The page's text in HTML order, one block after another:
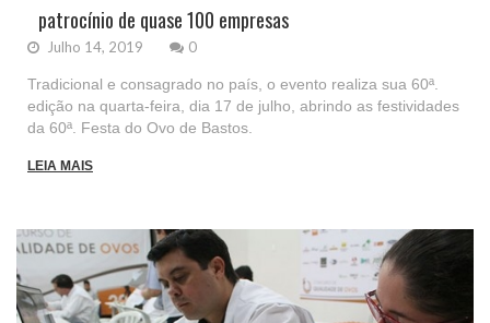
patrocínio de quase 100 empresas
Julho 14, 2019 0
Tradicional e consagrado no país, o evento realiza sua 60ª.
edição na quarta-feira, dia 17 de julho, abrindo as festividades
da 60ª. Festa do Ovo de Bastos.
LEIA MAIS